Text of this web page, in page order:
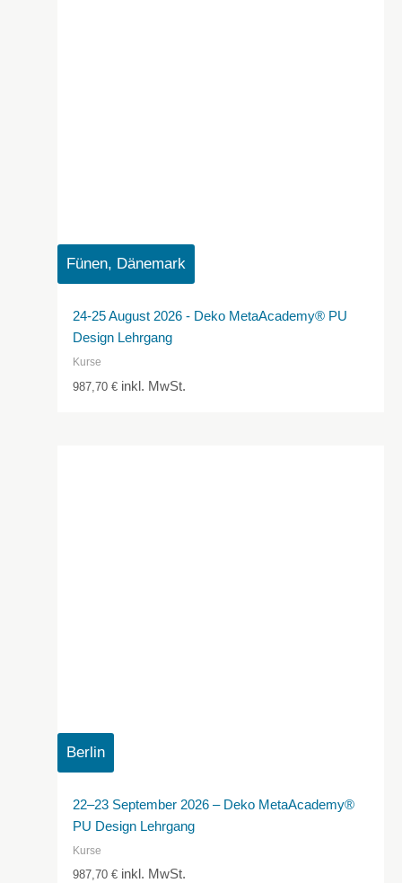
Fünen, Dänemark
24-25 August 2026 - Deko MetaAcademy® PU
Design Lehrgang
Kurse
987,70€ inkl. MwSt.
Berlin
22–23 September 2026 – Deko MetaAcademy®
PU Design Lehrgang
Kurse
987,70€ inkl. MwSt.